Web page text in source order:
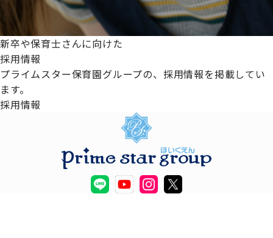
新卒や保育士さんに向けた
採用情報
プライムスター保育園グループの、採用情報を掲載してい
ます。
採用情報